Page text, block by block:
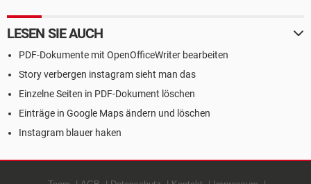
LESEN SIE AUCH
PDF-Dokumente mit OpenOfficeWriter bearbeiten
Story verbergen instagram sieht man das
Einzelne Seiten in PDF-Dokument löschen
Einträge in Google Maps ändern und löschen
Instagram blauer haken